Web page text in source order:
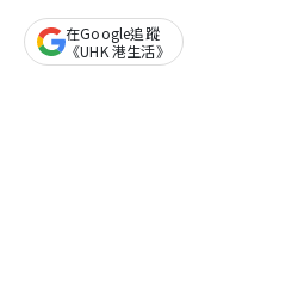
在Google追蹤
《UHK 港生活》